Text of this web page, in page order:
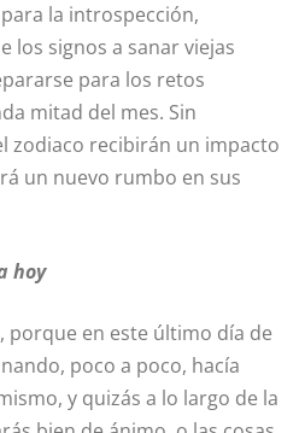
la introspección,
los signos a sanar viejas
para los retos
mitad del mes. Sin
zodiaco recibirán un impacto
un nuevo rumbo en sus
hoy
porque en este último día de
poco a poco, hacía
y quizás a lo largo de la